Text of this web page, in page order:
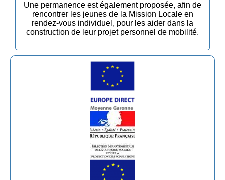
Une permanence est également proposée, afin de
rencontrer les jeunes de la Mission Locale en
rendez-vous individuel, pour les aider dans la
construction de leur projet personnel de mobilité.